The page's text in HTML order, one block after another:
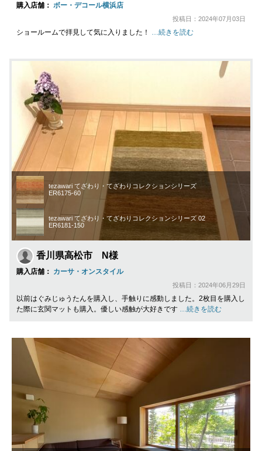
購入店舗： ボー・デコール横浜店
投稿日：2024年07月03日
ショールームで拝見して気に入りました！ …続きを読む
tezawari てざわり・てざわりコレクションシリーズ
ER6175-60
tezawari てざわり・てざわりコレクションシリーズ 02
ER6181-150
香川県高松市 N様
購入店舗： カーサ・オンスタイル
投稿日：2024年06月29日
以前はぐみじゅうたんを購入し、手触りに感動しました。2枚目を購入し
た際に玄関マットも購入。優しい感触が大好きです
…続きを読む